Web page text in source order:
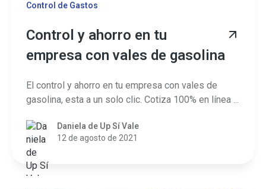
Control de Gastos
Control y ahorro en tu
empresa con vales de gasolina
El control y ahorro en tu empresa con vales de
gasolina, esta a un solo clic. Cotiza 100% en línea ...
Daniela de Up Sí Vale
12 de agosto de 2021